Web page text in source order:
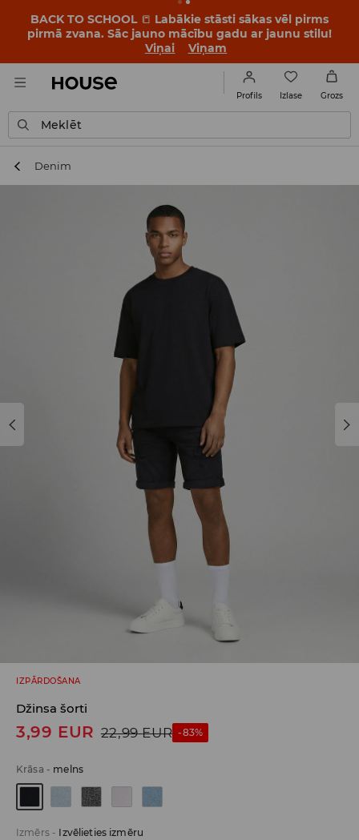
BACK TO SCHOOL 📒 Labākie stāsti sākas vēl pirms
pirmā zvana. Sāc jauno mācību gadu ar jaunu stilu!
Viņai
Viņam
Profils Izlase Grozs
Meklēt
Denim
IZPĀRDOŠANA
Džinsa šorti
3,99 EUR 22,99 EUR -83%
Krāsa - melns
Izmērs- Izvēlieties izmēru